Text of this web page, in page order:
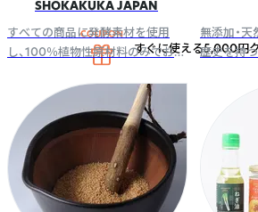
SHOKAKUKA JAPAN
すべての商品に発酵素材を使用
し、100％植物性原材料のみでお作
本物のやさしさを。」
無添加・
歴史を持つ
と海産物
すぐに使える5,000円